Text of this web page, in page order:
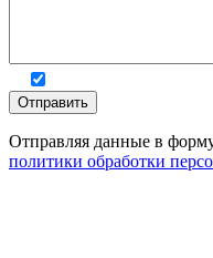
Отправляя данные в
политики обработки